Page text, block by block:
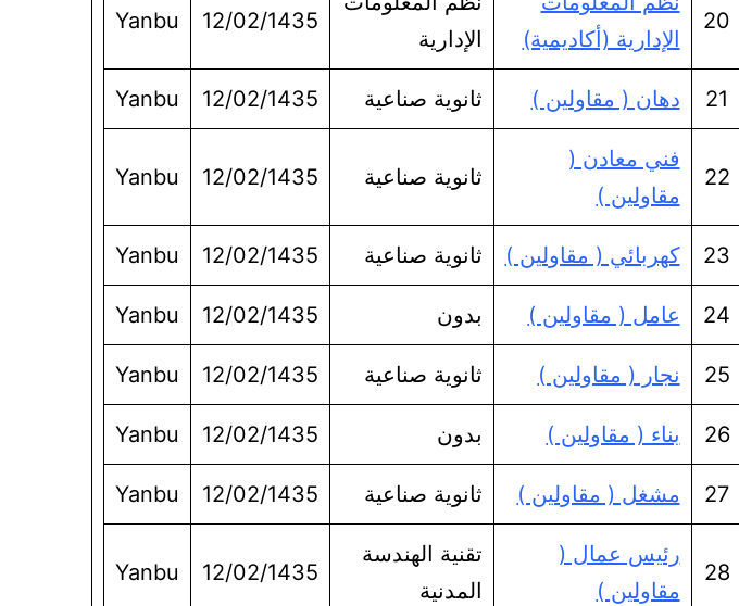
20
الإدارية (أكاديمية)
الإدارية
12/02/1435
Yanbu
21 دهان ( مقاولين ) ثانوية صناعية 12/02/1435
Yanbu
22
فني معادن (
مقاولين )
ثانوية صناعية 12/02/1435
Yanbu
23 كهربائي ( مقاولين ) ثانوية صناعية 12/02/1435
Yanbu
24 عامل ( مقاولين ) بدون 12/02/1435
Yanbu
25 نجار ( مقاولين ) ثانوية صناعية 12/02/1435
Yanbu
26 بناء ( مقاولين ) بدون 12/02/1435
Yanbu
27 مشغل ( مقاولين ) ثانوية صناعية 12/02/1435
Yanbu
28
رئيس عمال (
مقاولين )
تقنية الهندسة
المدنية
12/02/1435
Yanbu